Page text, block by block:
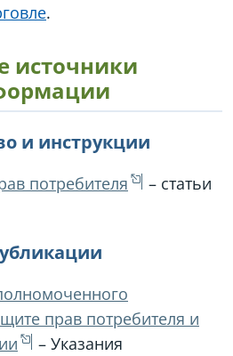
.
источники
и инструкции
потребителя
– статьи
прав потребителя и
– Указания